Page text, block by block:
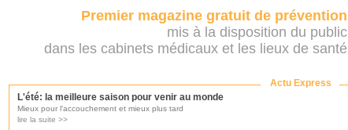
Premier magazine gratuit de prévention
mis à la disposition du public
dans les cabinets médicaux et les lieux de santé
Actu Express
L'été: la meilleure saison pour venir au monde
Mieux pour l'accouchement et mieux plus tard
lire la suite >>